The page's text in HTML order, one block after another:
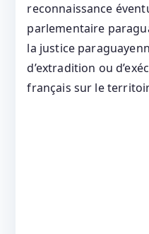
reconnaissance
parlementaire
la justice
d’extradition ou
français sur le